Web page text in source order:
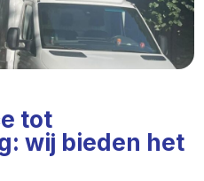
tot
wij bieden het